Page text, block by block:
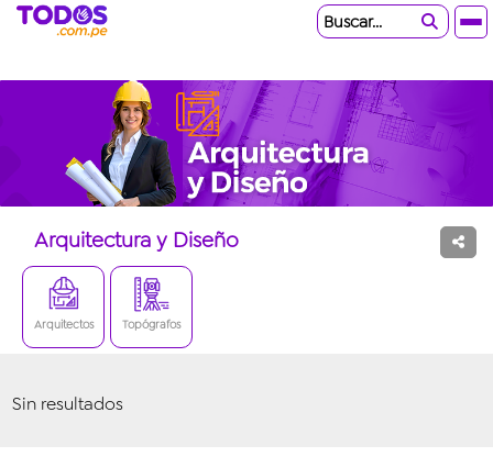
Buscar...
Arquitectura y Diseño
Arquitectos Topógrafos
Sin resultados